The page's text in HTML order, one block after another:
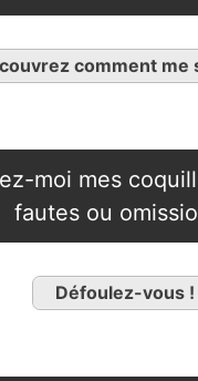
comment me
moi mes
fautes ou
Défoulez-vous !